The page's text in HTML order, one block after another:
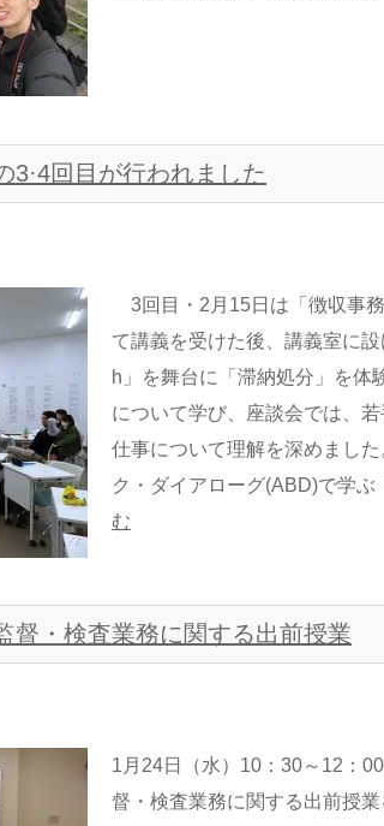
3·4回目が行われました
3回目・2月15日は「徴収事
て講義を受けた後、講義室に
h」を舞台に「滞納処分」を体
について学び、座談会では、
仕事について理解を深めまし
ク・ダイアローグ(ABD)で学
む
督・検査業務に関する出前授業
1月24日（水）10：30～12：
督・検査業務に関する出前授